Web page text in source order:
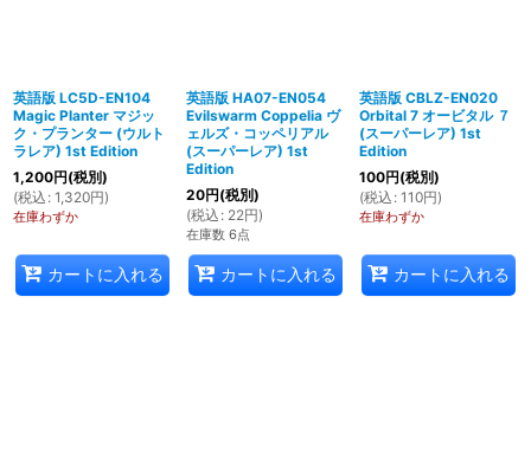
英語版 LC5D-EN104
Magic Planter マジッ
ク・プランター (ウルト
ラレア) 1st Edition
1,200円(税別)
(税込 : 1,320円)
在庫わずか
カートに入れる
英語版 HA07-EN054
Evilswarm Coppelia ヴ
ェルズ・コッペリアル
(スーパーレア) 1st
Edition
20円(税別)
(税込 : 22円)
在庫数 6点
カートに入れる
英語版 CBLZ-EN020
Orbital 7 オービタル ７
(スーパーレア) 1st
Edition
100円(税別)
(税込 : 110円)
在庫わずか
カートに入れる